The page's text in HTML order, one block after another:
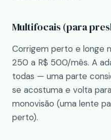
Multifocais (para
Corrigem perto e longe
250 a R$ 500/mês. A
todas — uma parte
se acostuma e volta
monovisão (uma lente
perto).